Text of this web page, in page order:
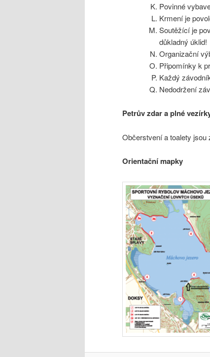
Povinné
Krmení je
Soutěžící je
důkladný úklid!
Organizační
Připomínky k
Každý
Nedodržení
Petrův zdar a plné
Občerstvení a toalety
Orientační mapky